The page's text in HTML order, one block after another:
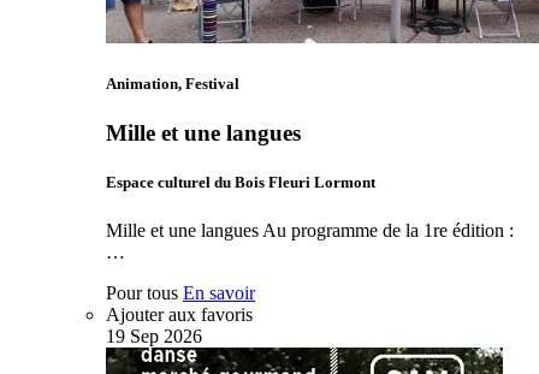
Animation, Festival
Mille et une langues
Espace culturel du Bois Fleuri Lormont
Mille et une langues Au programme de la 1re édition :
…
Pour tous En savoir
Ajouter aux favoris
19 Sep 2026